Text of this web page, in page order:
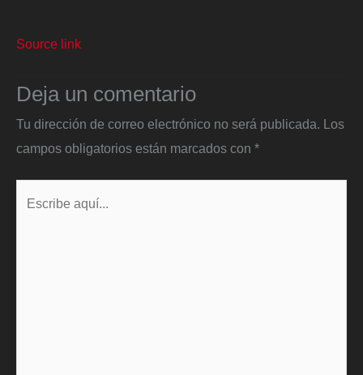
Source link
Deja un comentario
Tu dirección de correo electrónico no será publicada. Los
campos obligatorios están marcados con *